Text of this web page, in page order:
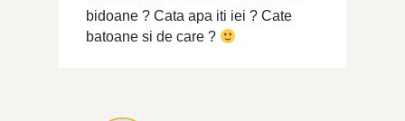
bidoane ? Cata apa iti iei ? Cate
batoane si de care ?